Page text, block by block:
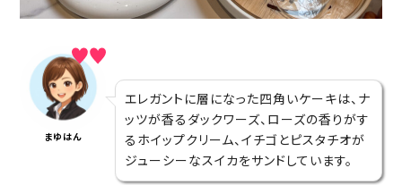
まゆはん
エレガントに層になった四角いケーキは、ナ
ッツが香るダックワーズ、ローズの香りがす
るホイップクリーム、イチゴとピスタチオが
ジューシーなスイカをサンドしています。